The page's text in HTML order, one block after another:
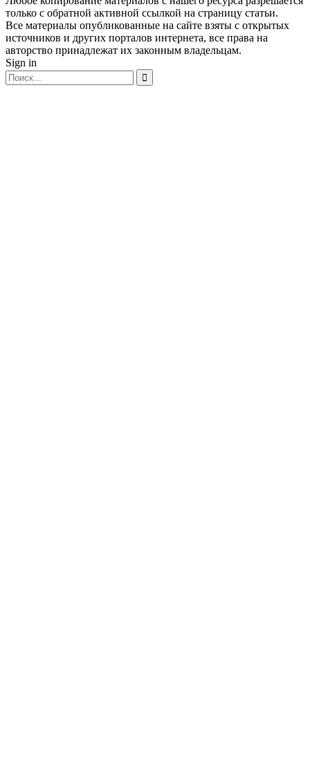
только с обратной активной ссылкой на страницу статьи.
Все материалы опубликованные на сайте взяты с открытых
источников и других порталов интернета, все права на
авторство принадлежат их законным владельцам.
Sign in